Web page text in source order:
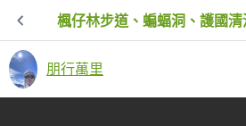
楓仔林步道、蝙蝠洞、護國
朋行萬里